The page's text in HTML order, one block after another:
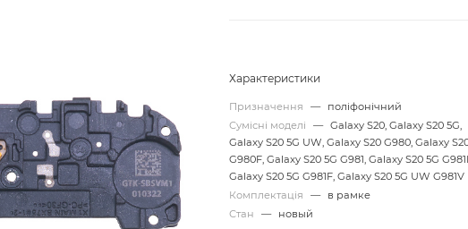
Характеристики
Призначення —
поліфонічний
Сумісні моделі
— Galaxy S20, Galaxy S20 5G,
Galaxy S20 5G UW, Galaxy S20 G980, Galaxy
G980F, Galaxy S20 5G G981, Galaxy S20 5G
Galaxy S20 5G G981F, Galaxy S20 5G UW G981V
Комплектація
—
в рамке
Стан
— новый